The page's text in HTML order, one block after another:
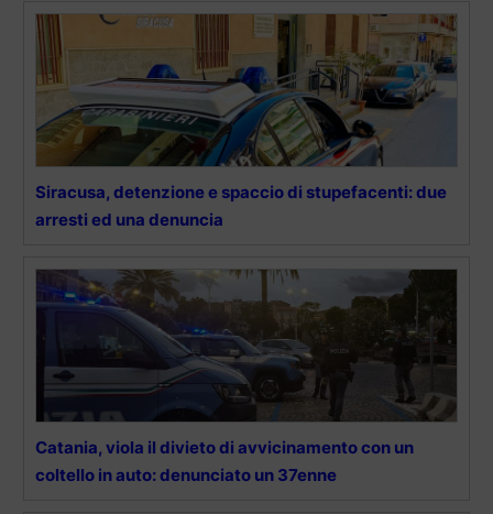
Siracusa, detenzione e spaccio di stupefacenti: due
arresti ed una denuncia
Catania, viola il divieto di avvicinamento con un
coltello in auto: denunciato un 37enne